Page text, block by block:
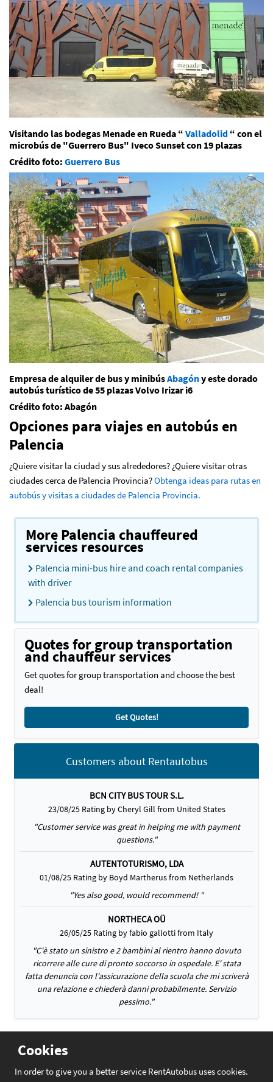
Cookies
In order to give you a better service RentAutobus uses cookies.
Visitando las bodegas Menade en Rueda “ Valladolid “ con el
microbús de "Guerrero Bus" Iveco Sunset con 19 plazas
Crédito foto: Guerrero Bus
Empresa de alquiler de bus y minibúsAbagóny este dorado
autobús turístico de 55 plazas Volvo Irizar i6
Crédito foto: Abagón
Opciones para viajes en autobús en
Palencia
¿Quiere visitar la ciudad y sus alrededores? ¿Quiere visitar otras
ciudades cerca de Palencia Provincia?Obtenga ideas para rutas en
autobús y visitas a ciudades de Palencia Provincia.
More Palencia chauffeured
services resources
Palencia mini-bus hire and coach rental companies
with driver
Palencia bus tourism information
Quotes for group transportation
and chauffeur services
Get quotes for group transportation and choose the best
deal!
Get Quotes!
Customers about Rentautobus
BCN CITY BUS TOUR S.L.
23/08/25 Rating by Cheryl Gill from United States
"Customer service was great in helping me with payment
questions."
AUTENTOTURISMO, LDA
01/08/25 Rating by Boyd Martherus from Netherlands
"Yes also good, would recommend! "
NORTHECA OÜ
26/05/25 Rating by fabio gallotti from Italy
"C'è stato un sinistro e 2 bambini al rientro hanno dovuto
ricorrere alle cure di pronto soccorso in ospedale. E' stata
fatta denuncia con l'assicurazione della scuola che mi scriverà
una relazione e chiederà danni probabilmente. Servizio
pessimo."